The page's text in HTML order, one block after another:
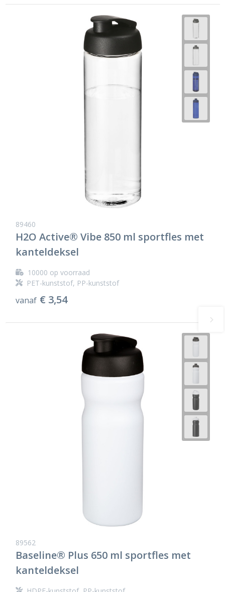
89460
H2O Active® Vibe 850 ml sportfles met
kanteldeksel
10000 op voorraad
PET-kunststof, PP-kunststof
vanaf € 3,54
89562
Baseline® Plus 650 ml sportfles met
kanteldeksel